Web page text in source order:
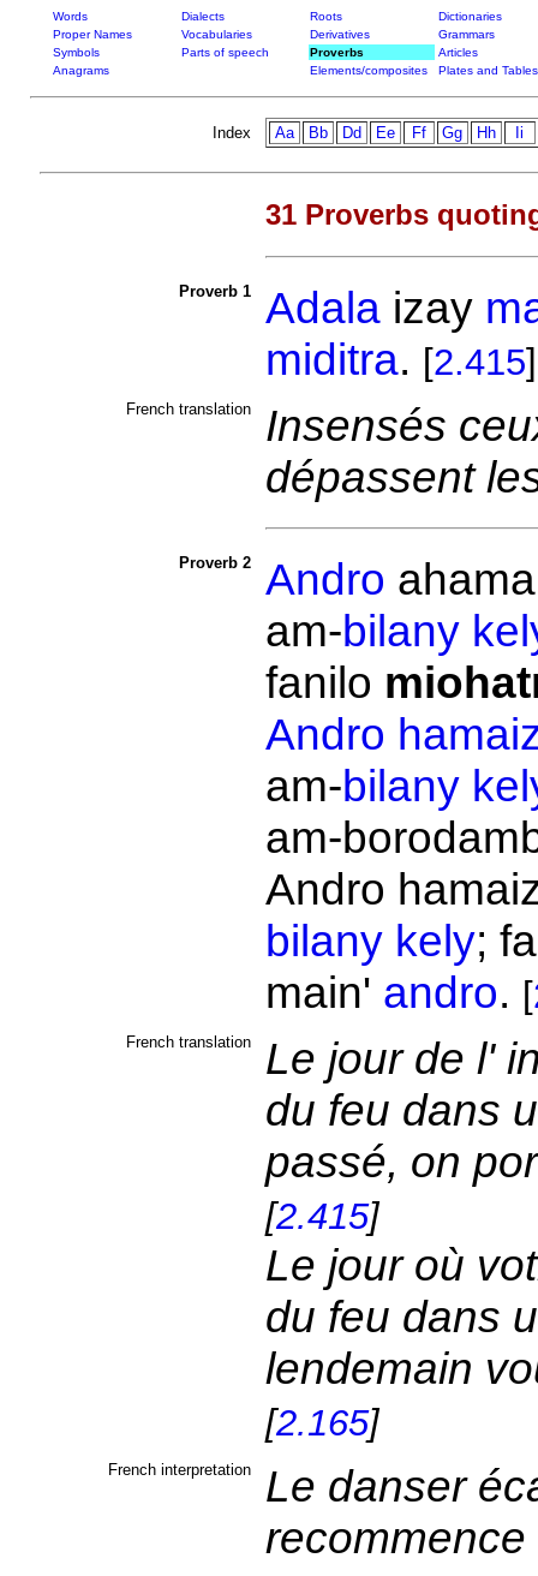
Words Dialects Roots
Dictionaries
Proper Names
Vocabularies Derivatives
Grammars
Symbols
Parts of speech Proverbs
Articles
Anagrams
Elements/composites Plates and Tables
Index Aa Bb Dd Ee Ff Gg Hh Ii
31 Proverbs
Proverb 1 Adalaizay
miditra. [2.415]
French translation
Insensés
dépassent
Proverb 2 Andro
am-bilany
fanilo
Andro
am-bilany
am-
Andro
bilany kely;
main' andro. [
French translation
Le jour de l'
du feu dans
passé, on
[2.415]
Le jour où
du feu dans
lendemain
[2.165]
French interpretation
Le danser